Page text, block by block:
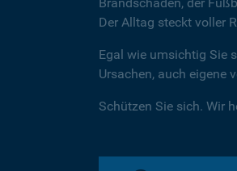
Der Alltag steckt voller
Egal wie umsichtig Sie
Ursachen, auch eigene
Schützen Sie sich. Wir